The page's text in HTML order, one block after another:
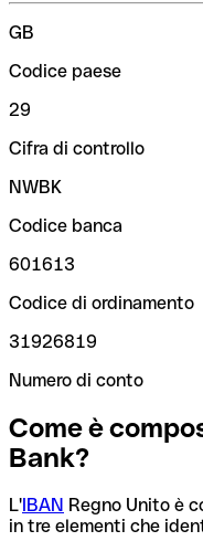
GB
Codice paese
29
Cifra di controllo
NWBK
Codice banca
601613
Codice di ordinamento
31926819
Numero di conto
Come è
Bank?
L'IBAN Regno Unito è
in tre elementi che